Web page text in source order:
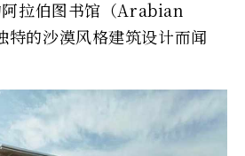
拉伯图书馆（Arabian
的沙漠风格建筑设计而闻